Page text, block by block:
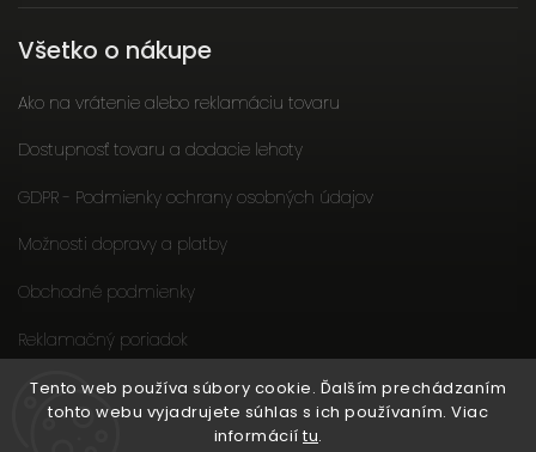
Tento web používa súbory cookie. Ďalším prechádzaním
tohto webu vyjadrujete súhlas s ich používaním. Viac
informácií tu.
Všetko o nákupe
Ako na vrátenie alebo reklamáciu tovaru
Dostupnosť tovaru a dodacie lehoty
GDPR - Podmienky ochrany osobných údajov
Možnosti dopravy a platby
Obchodné podmienky
Reklamačný poriadok
Slow fashion podporuje ženy